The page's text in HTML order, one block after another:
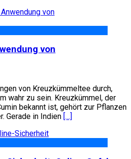
von
von Kreuzkümmeltee durch,
wahr zu sein. Kreuzkümmel, der
bekannt ist, gehört zur Pflanzen
Gerade in Indien […]